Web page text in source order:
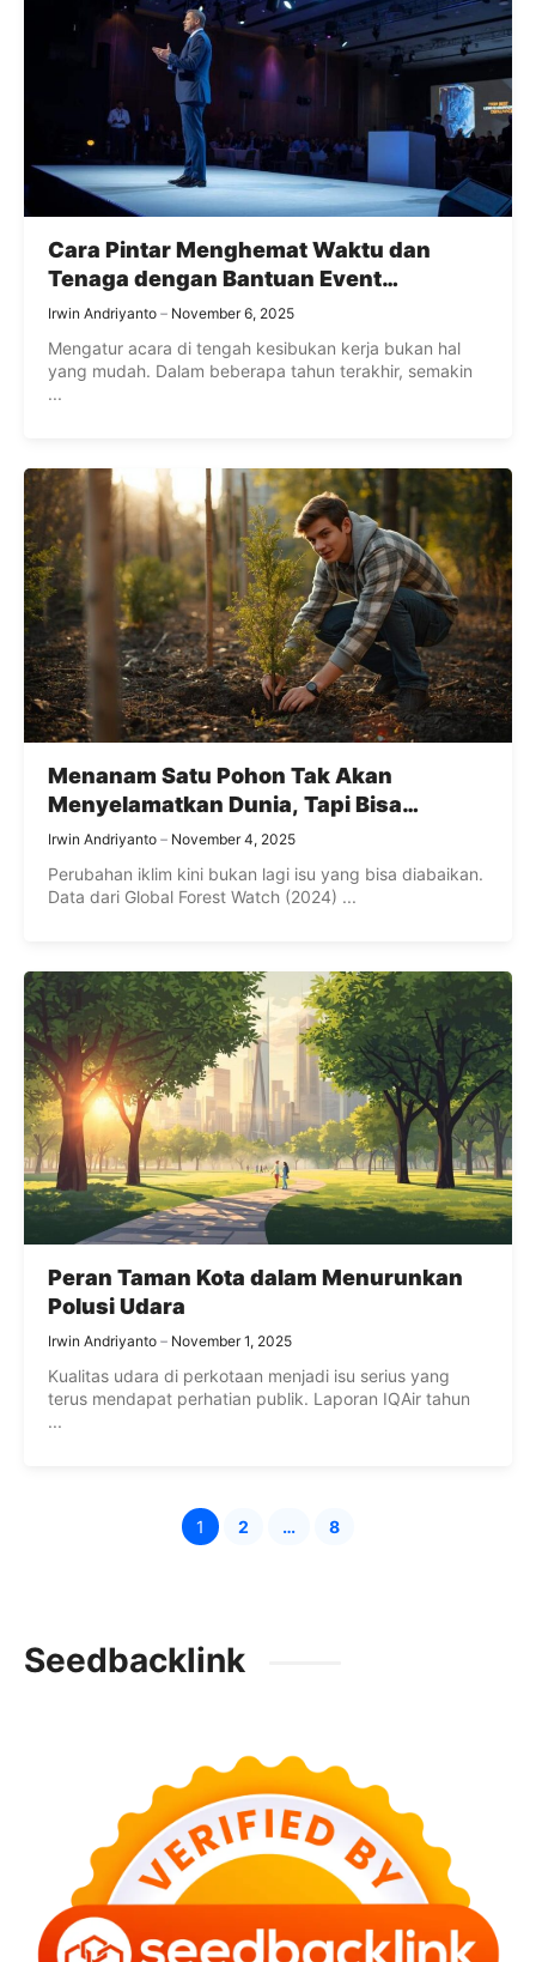
Cara Pintar Menghemat Waktu dan
Tenaga dengan Bantuan Event
Organizer Profesional
Irwin Andriyanto November 6, 2025
Mengatur acara di tengah kesibukan kerja bukan hal
yang mudah. Dalam beberapa tahun terakhir, semakin
...
Menanam Satu Pohon Tak Akan
Menyelamatkan Dunia, Tapi Bisa
Mengubah Diri
Irwin Andriyanto November 4, 2025
Perubahan iklim kini bukan lagi isu yang bisa diabaikan.
Data dari Global Forest Watch (2024) ...
Peran Taman Kota dalam Menurunkan
Polusi Udara
Irwin Andriyanto November 1, 2025
Kualitas udara di perkotaan menjadi isu serius yang
terus mendapat perhatian publik. Laporan IQAir tahun
...
Halaman
1 Halaman
2 … 8
Seedbacklink